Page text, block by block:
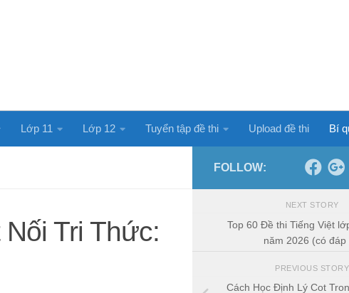
Lớp 11 Lớp 12 Tuyển tập đề thi Upload đề thi Bí
Tri Thức:
FOLLOW:
NEXT STORY
Top 60 Đề thi Tiếng Việt
năm 2026 (có đáp
PREVIOUS STORY
Cách Học Định Lý Cot